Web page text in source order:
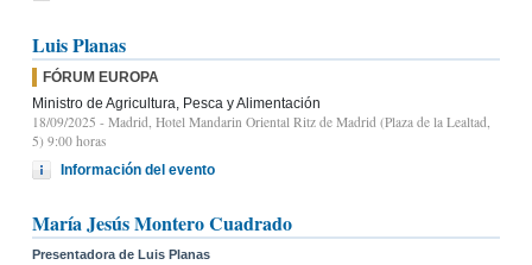
Luis Planas
FÓRUM EUROPA
Ministro de Agricultura, Pesca y Alimentación
18/09/2025 - Madrid, Hotel Mandarin Oriental Ritz de Madrid (Plaza de la Lealtad,
5) 9:00 horas
Información del evento
María Jesús Montero Cuadrado
Presentadora de Luis Planas